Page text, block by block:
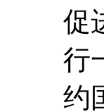
促
行
约